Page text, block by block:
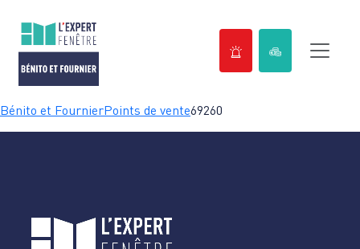
Passer
Bénito et FournierPoints de vente69260